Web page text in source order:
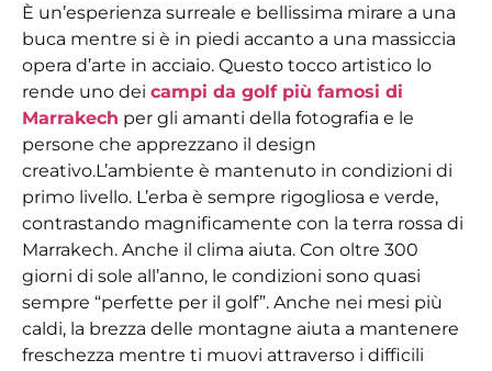
È un’esperienza surreale e bellissima mirare a una
buca mentre si è in piedi accanto a una massiccia
opera d’arte in acciaio. Questo tocco artistico lo
rende uno dei campi da golf più famosi di
Marrakech per gli amanti della fotografia e le
persone che apprezzano il design
creativo.L’ambiente è mantenuto in condizioni di
primo livello. L’erba è sempre rigogliosa e verde,
contrastando magnificamente con la terra rossa di
Marrakech. Anche il clima aiuta. Con oltre 300
giorni di sole all’anno, le condizioni sono quasi
sempre “perfette per il golf”. Anche nei mesi più
caldi, la brezza delle montagne aiuta a mantenere
freschezza mentre ti muovi attraverso i difficili